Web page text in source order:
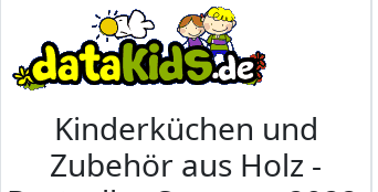
Kinderküchen und
Zubehör aus Holz -